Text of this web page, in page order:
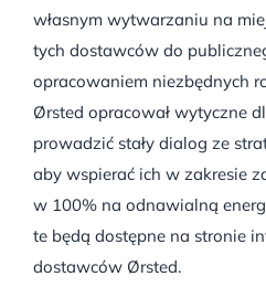
własnym wytwarzaniu na
tych dostawców do
opracowaniem niezbędnych
Ørsted opracował wytyczne
prowadzić stały dialog ze
aby wspierać ich w zakresie
w 100% na odnawialną
te będą dostępne na stronie
dostawców Ørsted.